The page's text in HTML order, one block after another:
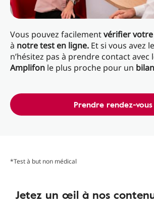
Vous pouvez facilementvérifier
à notre test en ligne. Et si vous avez
n’hésitez pas à prendre contact avec
Amplifon le plus proche pour un
Prendre rendez-vous
*Test à but non médical
Jetez un œil à nos